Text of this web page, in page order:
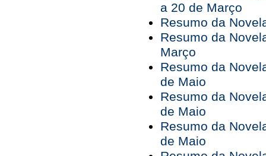
a 20 de Março
Resumo da
Resumo da
Março
Resumo da
de Maio
Resumo da
de Maio
Resumo da
de Maio